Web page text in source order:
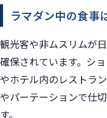
ラマダン中の食事
観光客や非ムスリムが
確保されています。シ
やホテル内のレストラ
やパーテーションで仕
す。